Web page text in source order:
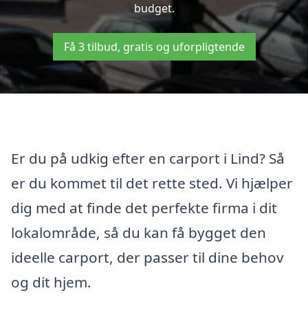
budget.
Få 3 tilbud, gratis og uforpligtende
Er du på udkig efter en carport i Lind? Så
er du kommet til det rette sted. Vi hjælper
dig med at finde det perfekte firma i dit
lokalområde, så du kan få bygget den
ideelle carport, der passer til dine behov
og dit hjem.